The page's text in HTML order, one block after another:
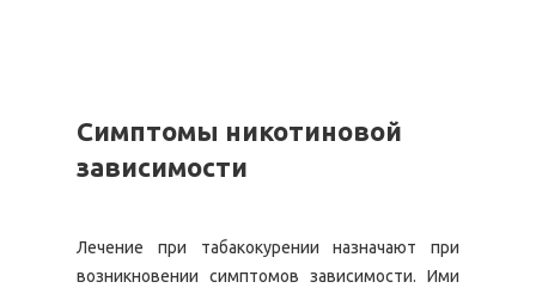
Симптомы никотиновой
зависимости
Лечение при табакокурении назначают при
возникновении симптомов зависимости. Ими